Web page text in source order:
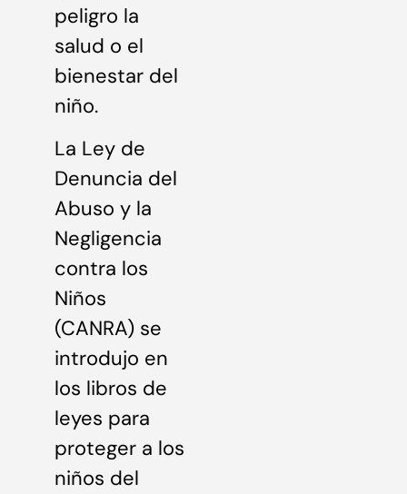
peligro la
salud o el
bienestar del
niño.
La Ley de
Denuncia del
Abuso y la
Negligencia
contra los
Niños
(CANRA) se
introdujo en
los libros de
leyes para
proteger a los
niños del